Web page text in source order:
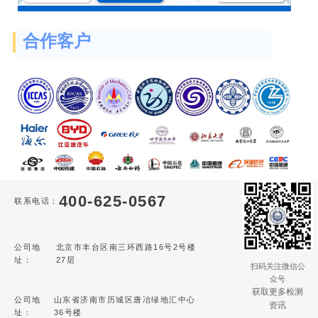
合作客户
联系电话： 400-625-0567
公司地
址：
北京市丰台区南三环西路16号2号楼
27层
公司地
址：
山东省济南市历城区唐冶绿地汇中心
36号楼
扫码关注微信公
众号
获取更多检测
资讯